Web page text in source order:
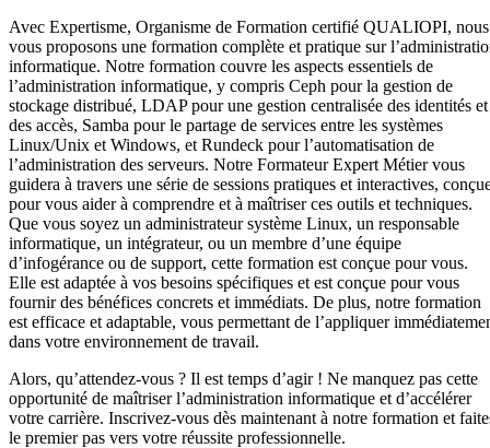
Avec Expertisme, Organisme de Formation certifié QUALIOPI, nous
vous proposons une formation complète et pratique sur
informatique. Notre formation couvre les aspects essentiels de
l’administration informatique, y compris Ceph pour la gestion de
stockage distribué, LDAP pour une gestion centralisée des identités et
des accès, Samba pour le partage de services entre les systèmes
Linux/Unix et Windows, et Rundeck pour l’automatisation de
l’administration des serveurs. Notre Formateur Expert Métier vous
guidera à travers une série de sessions pratiques et interactives,
pour vous aider à comprendre et à maîtriser ces outils et techniques.
Que vous soyez un administrateur système Linux, un responsable
informatique, un intégrateur, ou un membre d’une équipe
d’infogérance ou de support, cette formation est conçue pour vous.
Elle est adaptée à vos besoins spécifiques et est conçue pour vous
fournir des bénéfices concrets et immédiats. De plus, notre formation
est efficace et adaptable, vous permettant de l’appliquer
dans votre environnement de travail.
Alors, qu’attendez-vous ? Il est temps d’agir ! Ne manquez pas cette
opportunité de maîtriser l’administration informatique et d’accélérer
votre carrière. Inscrivez-vous dès maintenant à notre formation et
le premier pas vers votre réussite professionnelle.